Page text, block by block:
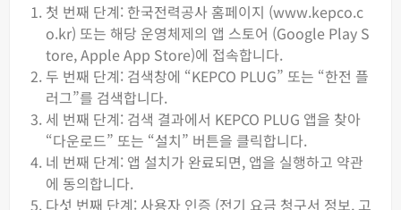
첫 번째 단계: 한국전력공사 홈페이지 (www.kepco.c
o.kr) 또는 해당 운영체제의 앱 스토어 (Google Play S
tore, Apple App Store)에 접속합니다.
두 번째 단계: 검색창에 “KEPCO PLUG” 또는 “한전 플
러그”를 검색합니다.
세 번째 단계: 검색 결과에서 KEPCO PLUG 앱을 찾아
“다운로드” 또는 “설치” 버튼을 클릭합니다.
네 번째 단계: 앱 설치가 완료되면, 앱을 실행하고 약관
에 동의합니다.
다섯 번째 단계: 사용자 인증 (전기 요금 청구서 정보, 고